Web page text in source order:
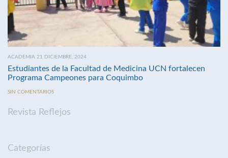
ACADEMIA 21 DICIEMBRE, 2024
Estudiantes de la Facultad de Medicina UCN fortalecen
Programa Campeones para Coquimbo
SIN COMENTARIOS
Revista Reflejos
Categorías